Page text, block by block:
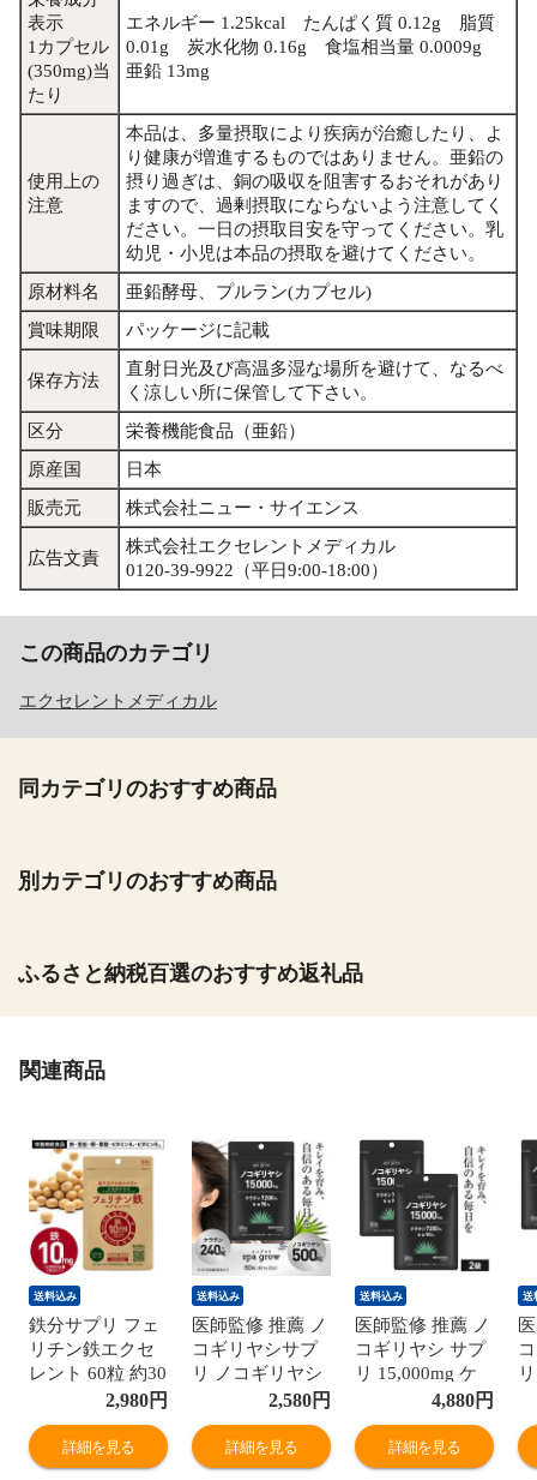
表示
1カプセル
(350mg)当
たり
エネルギー 1.25kcal たんぱく質 0.12g 脂質
0.01g 炭水化物 0.16g 食塩相当量 0.0009g
亜鉛 13mg
使用上の
注意
本品は、多量摂取により疾病が治癒したり、よ
り健康が増進するものではありません。亜鉛の
摂り過ぎは、銅の吸収を阻害するおそれがあり
ますので、過剰摂取にならないよう注意してく
ださい。一日の摂取目安を守ってください。乳
幼児・小児は本品の摂取を避けてください。
原材料名
亜鉛酵母、プルラン(カプセル)
賞味期限
パッケージに記載
保存方法
直射日光及び高温多湿な場所を避けて、なるべ
く涼しい所に保管して下さい。
区分
栄養機能食品（亜鉛）
原産国
日本
販売元
株式会社ニュー・サイエンス
広告文責
株式会社エクセレントメディカル
0120-39-9922（平日9:00-18:00）
この商品のカテゴリ
エクセレントメディカル
同カテゴリのおすすめ商品
別カテゴリのおすすめ商品
ふるさと納税百選のおすすめ返礼品
関連商品
送料込み
鉄分サプリ フェ
リチン鉄エクセ
レント 60粒 約30
～60日分 医師監
修 鉄分 高配合 2
粒当たり 10mg
栄養機能食品 貯
2,980円
詳細を見る
送料込み
医師監修 推薦 ノ
コギリヤシサプ
リ ノコギリヤシ
サプリメント
15,000mg ケラチ
ン 7,200mg 亜鉛
90mg マルチビタ
2,580円
詳細を見る
送料込み
医師監修 推薦 ノ
コギリヤシ サプ
リ 15,000mg ケ
ラチン 7,200mg
亜鉛 90mg マル
チビタミンミネ
ラル 11種 必須ア
4,880円
詳細を見る
送